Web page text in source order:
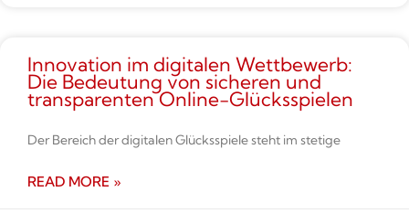
Innovation im digitalen Wettbe­werb:
Die Bedeutung von sicheren und
transparenten Online-Glücksspielen
Der Bereich der digitalen Glücksspiele steht im stetige
READ MORE »